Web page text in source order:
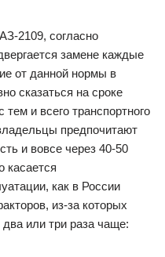
2109, согласно
замене каждые
от данной нормы в
сказаться на сроке
и всего транспортного
предпочитают
и вовсе через 40-50
касается
как в России
из-за которых
или три раза чаще: